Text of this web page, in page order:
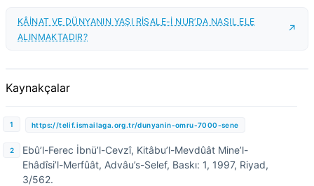
KÂİNAT VE DÜNYANIN YAŞI RİSALE-İ NUR’DA NASIL ELE
ALINMAKTADIR?
Kaynakçalar
https://telif.ismailaga.org.tr/dunyanin-omru-7000-sene
Ebû’l-Ferec İbnü’l-Cevzî, Kitâbu’l-Mevdûât Mine’l-
Ehâdîsi’l-Merfûât, Advâu’s-Selef, Baskı: 1, 1997, Riyad,
3/562.